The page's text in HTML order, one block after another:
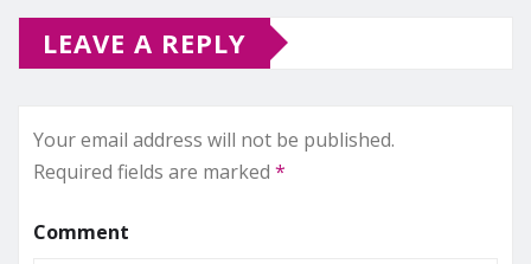
LEAVE A REPLY
Your email address will not be published.
Required fields are marked *
Comment